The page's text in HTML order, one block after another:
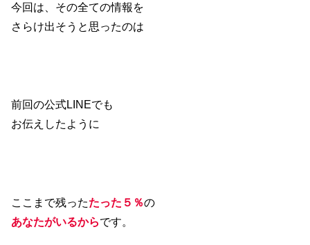
今回は、その全ての情報を
さらけ出そうと思ったのは
前回の公式LINEでも
お伝えしたように
ここまで残ったたった５％の
あなたがいるからです。